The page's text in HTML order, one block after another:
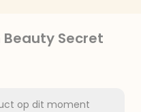
Beauty Secret
op dit moment